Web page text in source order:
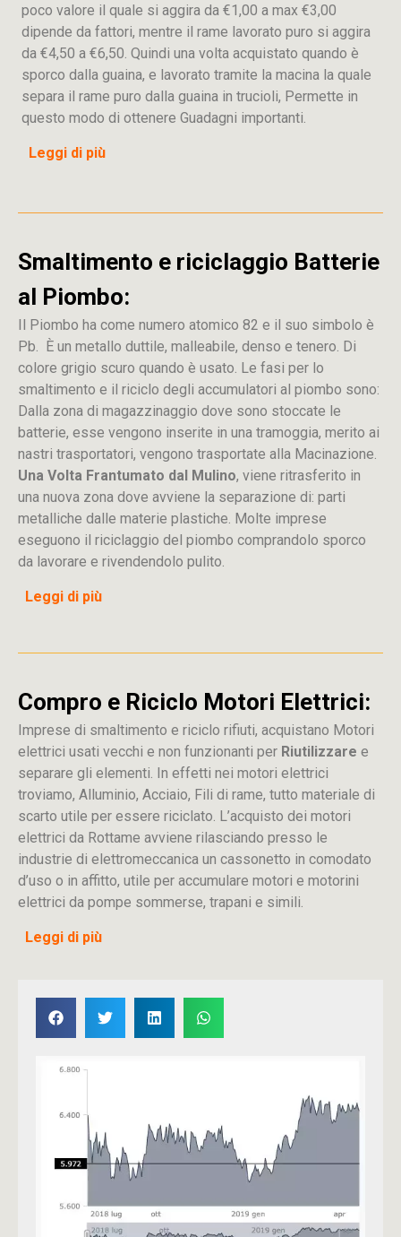
poco valore il quale si aggira da €1,00 a max €3,00
dipende da fattori, mentre il rame lavorato puro si aggira
da €4,50 a €6,50. Quindi una volta acquistato quando è
sporco dalla guaina, e lavorato tramite la macina la quale
separa il rame puro dalla guaina in trucioli, Permette in
questo modo di ottenere Guadagni importanti.
Leggi di più
Smaltimento e riciclaggio Batterie
al Piombo:
Il Piombo ha come numero atomico 82 e il suo simbolo è
Pb. È un metallo duttile, malleabile, denso e tenero. Di
colore grigio scuro quando è usato. Le fasi per lo
smaltimento e il riciclo degli accumulatori al piombo sono:
Dalla zona di magazzinaggio dove sono stoccate le
batterie, esse vengono inserite in una tramoggia, merito ai
nastri trasportatori, vengono trasportate alla Macinazione.
Una Volta Frantumato dal Mulino, viene ritrasferito in
una nuova zona dove avviene la separazione di: parti
metalliche dalle materie plastiche. Molte imprese
eseguono il riciclaggio del piombo comprandolo sporco
da lavorare e rivendendolo pulito.
Leggi di più
Compro e Riciclo Motori Elettrici:
Imprese di smaltimento e riciclo rifiuti, acquistano Motori
elettrici usati vecchi e non funzionanti per Riutilizzare e
separare gli elementi. In effetti nei motori elettrici
troviamo, Alluminio, Acciaio, Fili di rame, tutto materiale di
scarto utile per essere riciclato. L’acquisto dei motori
elettrici da Rottame avviene rilasciando presso le
industrie di elettromeccanica un cassonetto in comodato
d’uso o in affitto, utile per accumulare motori e motorini
elettrici da pompe sommerse, trapani e simili.
Leggi di più